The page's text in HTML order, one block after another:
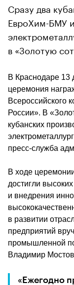
Сразу два
ЕвроХим-БМУ
в «Золотую
В Краснодаре 13
церемония
Всероссийского
России». В
кубанских
пресс-служба
В ходе
достигли
и внедрения
в развитии
предприятий
промышленной
Владимир
«Ежегодно